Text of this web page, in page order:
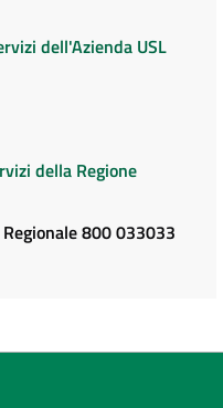
dell'Azienda USL
della Regione
800 033033